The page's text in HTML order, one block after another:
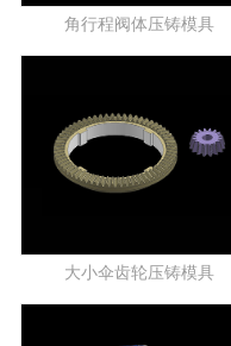
角行程阀体压铸模具
大小伞齿轮压铸模具